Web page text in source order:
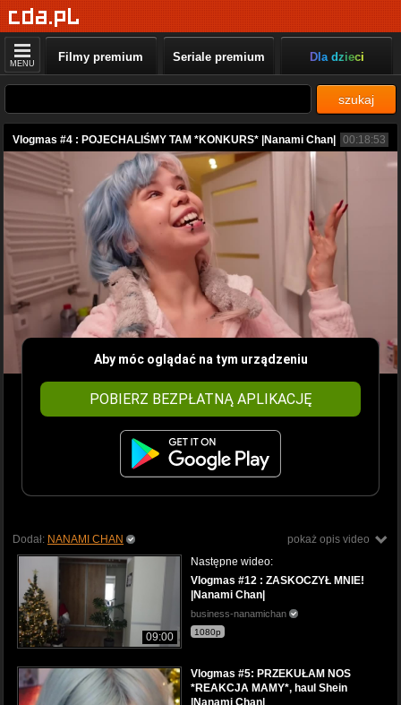
MENU Filmy premium Seriale premium Dla dzieci
szukaj
Vlogmas #4 : POJECHALIŚMY TAM *KONKURS* |Nanami Chan| 00:18:53
Aby móc oglądać na tym urządzeniu
POBIERZ BEZPŁATNĄ APLIKACJĘ
pokaż opis video
Dodał: NANAMI CHAN
09:00
Następne wideo:
Vlogmas #12 : ZASKOCZYŁ MNIE!
|Nanami Chan|
business-nanamichan
1080p
Vlogmas #5: PRZEKUŁAM NOS
*REAKCJA MAMY*, haul Shein
|Nanami Chan|